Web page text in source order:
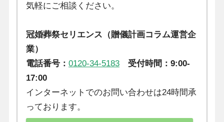
気軽にご相談ください。
冠婚葬祭セリエンス（贈儀計画コラム運営企
業）
電話番号：0120-34-5183
受付時間：9:00-
17:00
インターネットでのお問い合わせは24時間承
っております。